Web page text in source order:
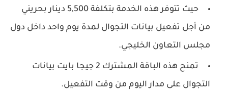
حيث تتوفر هذه الخدمة بتكلفة 5,500 دينار بحريني
من أجل تفعيل بيانات التجوال لمدة يوم واحد داخل دول
مجلس التعاون الخليجي.
تمنح هذه الباقة المشترك 2 جيجا بايت بيانات
التجوال على مدار اليوم من وقت التفعيل.